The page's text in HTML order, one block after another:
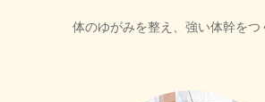
体のゆがみを整え、強い体幹をつ